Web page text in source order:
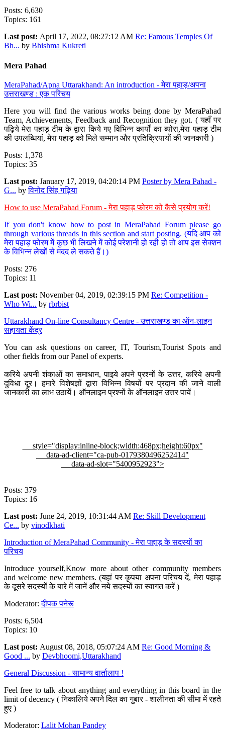
Posts: 6,630
Topics: 161
Last post: April 17, 2022, 08:27:12 AM Re: Famous Temples Of
Bh... by Bhishma Kukreti
Mera Pahad
MeraPahad/Apna Uttarakhand: An introduction - मेरा पहाड़/अपना
उत्तराखण्ड : एक परिचय
Here you will find the various works being done by MeraPahad
Team, Achievements, Feedback and Recognition they got. ( यहाँ पर
पढ़िये मेरा पहाड़ टीम के द्वारा किये गए विभिन्न कार्यों का ब्योरा,मेरा पहाड़ टीम
की उपलब्धियां, मेरा पहाड़ को मिले सम्मान और प्रतिक्रियायों की जानकारी )
Posts: 1,378
Topics: 35
Last post: January 17, 2019, 04:20:14 PM Poster by Mera Pahad -
G... byविनोद सिंह गढ़िया
How to use MeraPahad Forum - मेरा पहाड़ फोरम को कैसे प्रयोग करें!
If you don't know how to post in MeraPahad Forum please go
through various threads in this section and start posting. (यदि आप को
मेरा पहाड़ फोरम में कुछ भी लिखने में कोई परेशानी हो रही हो तो आप इस सेक्शन
के विभिन्न लेखों से मदद ले सकते हैं।)
Posts: 276
Topics: 11
Last post: November 04, 2019, 02:39:15 PM Re: Competition -
Who Wi... by rbrbist
Uttarakhand On-line Consultancy Centre - उत्तराखण्ड का ऑन-लाइन
सहायता केंद्र
You can ask questions on career, IT, Tourism,Tourist Spots and
other fields from our Panel of experts.
करिये अपनी शंकाओं का समाधान, पाइये अपने प्रश्नों के उत्तर, करिये अपनी
दुविधा दूर। हमारे विशेषज्ञों द्वारा विभिन्न विषयों पर प्रदान की जाने वाली
जानकारी का लाभ उठायें। ऑनलाइन प्रश्नों के ऑनलाइन उत्तर पायें।
style="display:inline-block;width:468px;height:60px"
data-ad-client="ca-pub-0179380496252414"
data-ad-slot="5400952923">
Posts: 379
Topics: 16
Last post: June 24, 2019, 10:31:44 AM Re: Skill Development
Ce... by vinodkhati
Introduction of MeraPahad Community - मेरा पहाड़ के सदस्यों का
परिचय
Introduce yourself,Know more about other community members
and welcome new members. (यहां पर कृपया अपना परिचय दें, मेरा पहाड़
के दूसरे सदस्यों के बारे में जानें और नये सदस्यों का स्वागत करें )
Moderator:दीपक पनेरू
Posts: 6,504
Topics: 10
Last post: August 08, 2018, 05:07:24 AM Re: Good Morning &
Good ... by Devbhoomi,Uttarakhand
General Discussion - सामान्य वार्तालाप !
Feel free to talk about anything and everything in this board in the
limit of decency ( निकालिये अपने दिल का गुबार - शालीनता की सीमा में रहते
हुए )
Moderator: Lalit Mohan Pandey